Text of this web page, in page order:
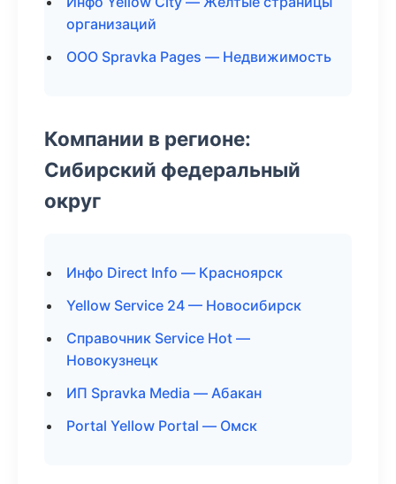
организаций
ООО Spravka Pages — Недвижимость
Компании в регионе:
Сибирский федеральный
округ
Инфо Direct Info — Красноярск
Yellow Service 24 — Новосибирск
Справочник Service Hot —
Новокузнецк
ИП Spravka Media — Абакан
Portal Yellow Portal — Омск